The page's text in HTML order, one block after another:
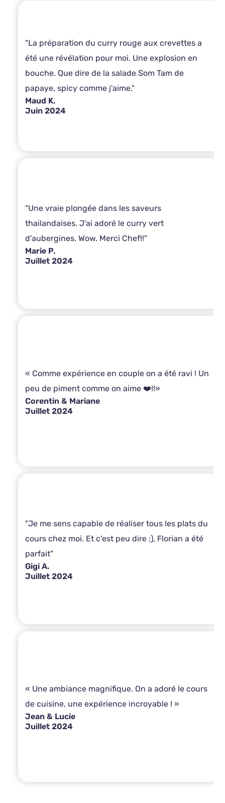
"La préparation du curry rouge aux crevettes a
été une révélation pour moi. Une explosion en
bouche. Que dire de la salade Som Tam de
papaye, spicy comme j'aime."
Maud K.
Juin 2024
"Une vraie plongée dans les saveurs
thailandaises. J'ai adoré le curry vert
d'aubergines. Wow. Merci Chef!!"
Marie P.
Juillet 2024
« Comme expérience en couple on a été ravi ! Un
peu de piment comme on aime ❤️!!»
Corentin & Mariane
Juillet 2024
"Je me sens capable de réaliser tous les plats du
cours chez moi. Et c'est peu dire ;), Florian a été
parfait"
Gigi A.
Juillet 2024
« Une ambiance magnifique. On a adoré le cours
de cuisine, une expérience incroyable ! »
Jean & Lucie
Juillet 2024